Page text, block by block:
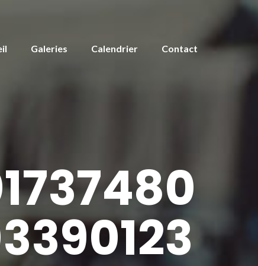
Galeries Calendrier Contact